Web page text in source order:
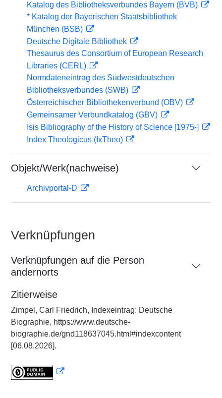
Katalog des Bibliotheksverbundes Bayern (BVB)
* Katalog der Bayerischen Staatsbibliothek
München (BSB)
Deutsche Digitale Bibliothek
Thesaurus des Consortium of European Research
Libraries (CERL)
Normdateneintrag des Südwestdeutschen
Bibliotheksverbundes (SWB)
Österreichischer Bibliothekenverbund (OBV)
Gemeinsamer Verbundkatalog (GBV)
Isis Bibliography of the History of Science [1975-]
Index Theologicus (IxTheo)
Objekt/Werk(nachweise)
Archivportal-D
Verknüpfungen
Verknüpfungen auf die Person
andernorts
Zitierweise
Zimpel, Carl Friedrich, Indexeintrag: Deutsche
Biographie, https://www.deutsche-
biographie.de/gnd118637045.html#indexcontent
[06.08.2026].